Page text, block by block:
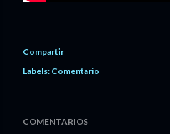
Compartir
Labels: Comentario
COMENTARIOS